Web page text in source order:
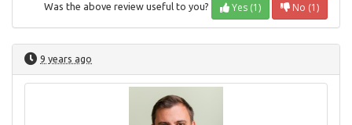
Was the above review useful to you? Yes (1) No (1)
9 years ago